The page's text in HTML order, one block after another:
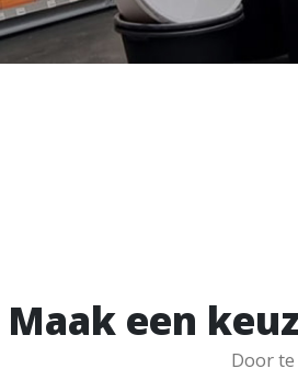
Maak een
Door